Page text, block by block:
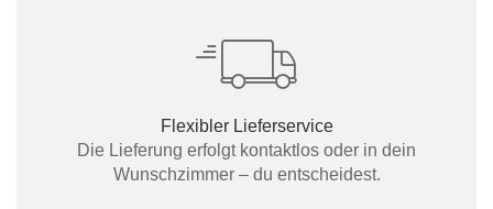
Flexibler Lieferservice
Die Lieferung erfolgt kontaktlos oder in dein
Wunschzimmer – du entscheidest.